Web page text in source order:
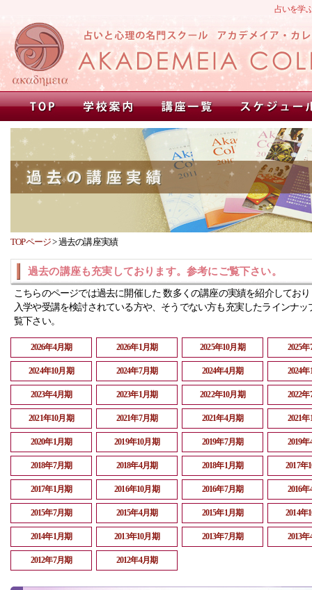
占いを学
TOPページ>過去の講座実績
過去の講座も充実しております。参考にご覧下さい。
こちらのページでは過去に開催した 数多くの講座の実績を紹介してお
入学や受講を検討されている方や、そうでない方も充実したラインナッ
覧下さい。
2026年4月期 2026年1月期 2025年10月期 2025
2024年10月期 2024年7月期 2024年4月期 2024
2023年4月期 2023年1月期 2022年10月期 2022
2021年10月期 2021年7月期 2021年4月期 2021
2020年1月期 2019年10月期 2019年7月期 2019
2018年7月期 2018年4月期 2018年1月期 2017年
2017年1月期 2016年10月期 2016年7月期 2016
2015年7月期 2015年4月期 2015年1月期 2014年
2014年1月期 2013年10月期 2013年7月期 2013
2012年7月期 2012年4月期